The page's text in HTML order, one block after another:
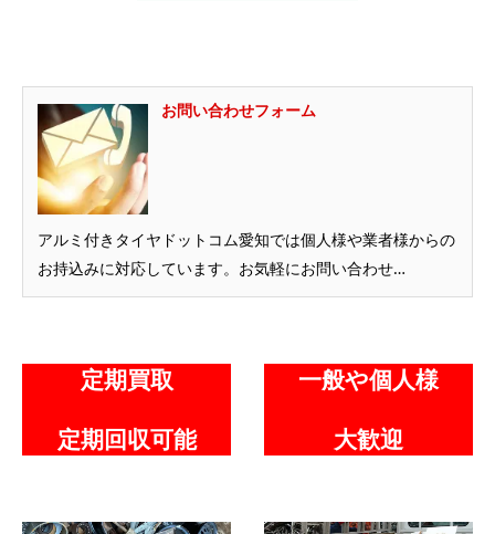
お問い合わせフォーム
アルミ付きタイヤドットコム愛知では個人様や業者様からの
お持込みに対応しています。お気軽にお問い合わせ…
定期買取
定期回収可能
一般や個人様
大歓迎